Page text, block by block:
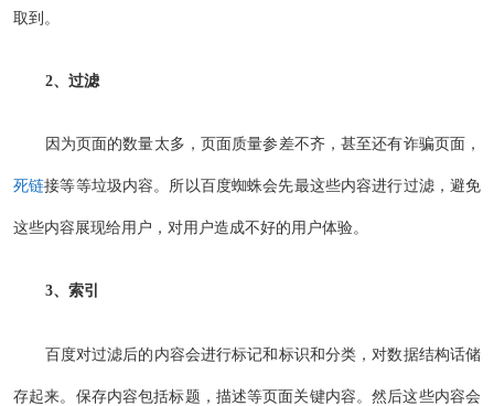
取到。
2、过滤
因为页面的数量太多，页面质量参差不齐，甚至还有诈骗页面，
死链接等等垃圾内容。所以百度蜘蛛会先最这些内容进行过滤，避免
这些内容展现给用户，对用户造成不好的用户体验。
3、索引
百度对过滤后的内容会进行标记和标识和分类，对数据结构话储
存起来。保存内容包括标题，描述等页面关键内容。然后这些内容会